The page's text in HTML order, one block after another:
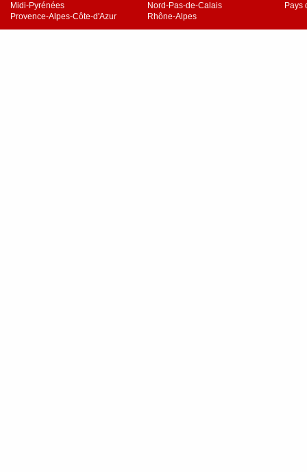
Midi-Pyrénées
Nord-Pas-de-Calais
Pays
Provence-Alpes-Côte-d'Azur
Rhône-Alpes